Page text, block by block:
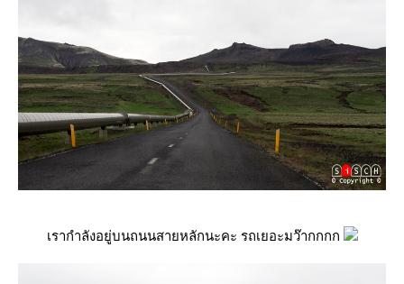
เรากำลังอยู่บนถนนสายหลักนะคะ รถเยอะมว๊ากกกก